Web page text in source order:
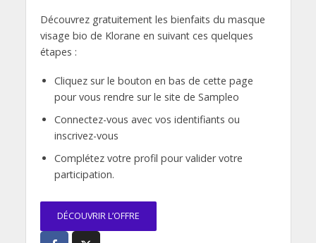
Découvrez gratuitement les bienfaits du masque
visage bio de Klorane en suivant ces quelques
étapes :
Cliquez sur le bouton en bas de cette page
pour vous rendre sur le site de Sampleo
Connectez-vous avec vos identifiants ou
inscrivez-vous
Complétez votre profil pour valider votre
participation.
DÉCOUVRIR L’OFFRE